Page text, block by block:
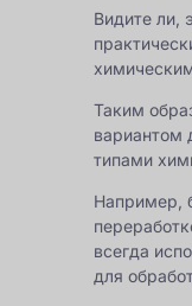
Видите ли,
Таким
вариантом
типами
Например,
всегда
для